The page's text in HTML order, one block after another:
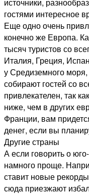
гостями интересное
Еще одно очень
конечно же Европа.
тысяч туристов со
Италия, Греция,
у Средиземного
собирают гостей со
привлекателен, так
ниже, чем в других
Франции, вам
денег, если вы
Другие страны
А если говорить о
намного проще.
ставит новые
сюда приезжают